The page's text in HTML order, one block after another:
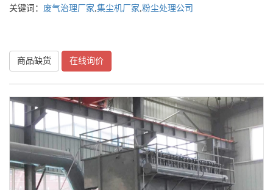
关键词： 废气治理厂家,集尘机厂家,粉尘处理公司
商品缺货 在线询价